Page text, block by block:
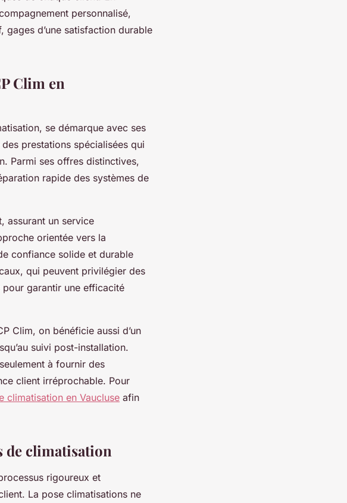
personnalisé,
gages d’une satisfaction durable
Clim en
se démarque avec ses
prestations spécialisées qui
Parmi ses offres distinctives,
rapide des systèmes de
assurant un service
orientée vers la
confiance solide et durable
qui peuvent privilégier des
pour garantir une efficacité
Clim, on bénéficie aussi d’un
suivi post-installation.
à fournir des
client irréprochable. Pour
climatisation en Vaucluse afin
de climatisation
rigoureux et
La pose climatisations ne